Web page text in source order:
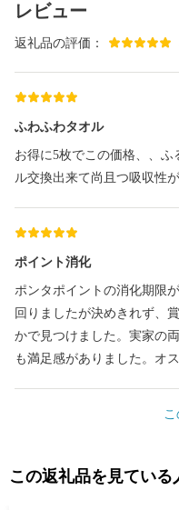
レビュー
返礼品の評価：
ふわふわタオル
お得に5枚でこの価格、、
ル交換出来て尚且つ吸収性
ポイント消化
ポンタポイントの消化期限
回りましたが決めきれず、
かで見つけました。実家の
も満足感がありました。オス
この返礼品を見てい